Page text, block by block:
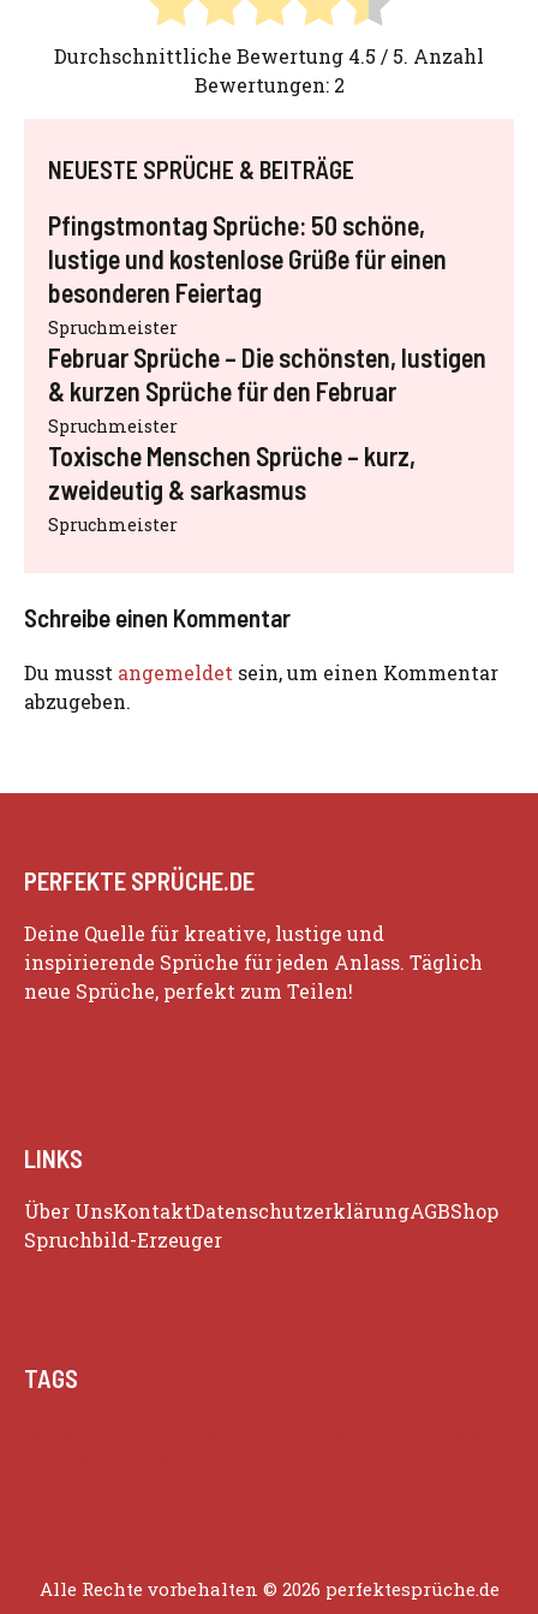
Durchschnittliche Bewertung 4.5 / 5. Anzahl
Bewertungen: 2
NEUESTE SPRÜCHE & BEITRÄGE
Pfingstmontag Sprüche: 50 schöne,
lustige und kostenlose Grüße für einen
besonderen Feiertag
Spruchmeister
Februar Sprüche – Die schönsten, lustigen
& kurzen Sprüche für den Februar
Spruchmeister
Toxische Menschen Sprüche – kurz,
zweideutig & sarkasmus
Spruchmeister
Schreibe einen Kommentar
Du musst angemeldet sein, um einen Kommentar
abzugeben.
PERFEKTE SPRÜCHE.DE
Deine Quelle für kreative, lustige und
inspirierende Sprüche für jeden Anlass. Täglich
neue Sprüche, perfekt zum Teilen!
LINKS
Über UnsKontaktDatenschutzerklärungAGBShop
Spruchbild-Erzeuger
TAGS
Alle Rechte vorbehalten © 2026 perfektesprüche.de